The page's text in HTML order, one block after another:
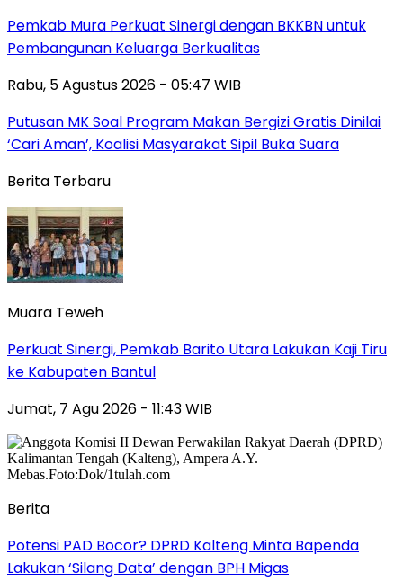
Pemkab Mura Perkuat Sinergi dengan BKKBN untuk
Pembangunan Keluarga Berkualitas
Rabu, 5 Agustus 2026 - 05:47 WIB
Putusan MK Soal Program Makan Bergizi Gratis Dinilai
‘Cari Aman’, Koalisi Masyarakat Sipil Buka Suara
Berita Terbaru
Muara Teweh
Perkuat Sinergi, Pemkab Barito Utara Lakukan Kaji Tiru
ke Kabupaten Bantul
Jumat, 7 Agu 2026 - 11:43 WIB
Berita
Potensi PAD Bocor? DPRD Kalteng Minta Bapenda
Lakukan ‘Silang Data’ dengan BPH Migas